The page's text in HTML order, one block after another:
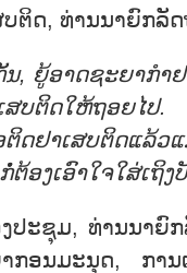
ບຕິດ, ທ່ານນາຍົກລັ
ນ, ຍູ້ອາດຊະຍາກຳ
ເສບຕິດໃຫ້ຖອຍໄ
ດຢາເສບຕິດແລ້ວ
ຕ້ອງເອົາໃຈໃສ່ເຖິ
, ທ່ານນາຍົກລັດ
ກອນມະນຸດ, ກາ